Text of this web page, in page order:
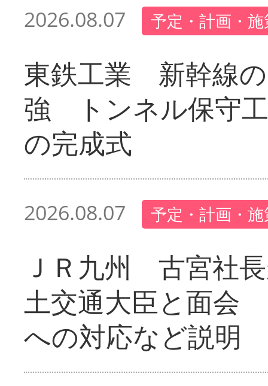
2026.08.07 予定・計画・
東鉄工業 新幹線
強 トンネル保守
の完成式
2026.08.07 予定・計画・
ＪＲ九州 古宮社
土交通大臣と面会
への対応など説明